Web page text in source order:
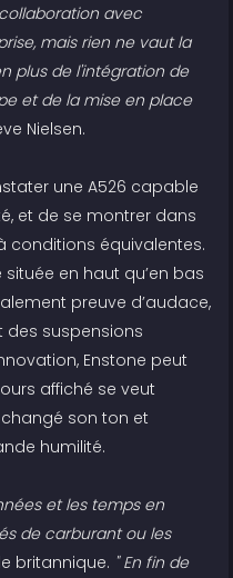
avec
mais rien ne vaut la
plus de l'intégration de
et de la mise en place
Nielsen.
une A526 capable
et de se montrer dans
conditions équivalentes.
en haut qu’en bas
preuve d’audace,
des suspensions
Enstone peut
affiché se veut
son ton et
humilité.
et les temps en
de carburant ou les
britannique. " En fin de